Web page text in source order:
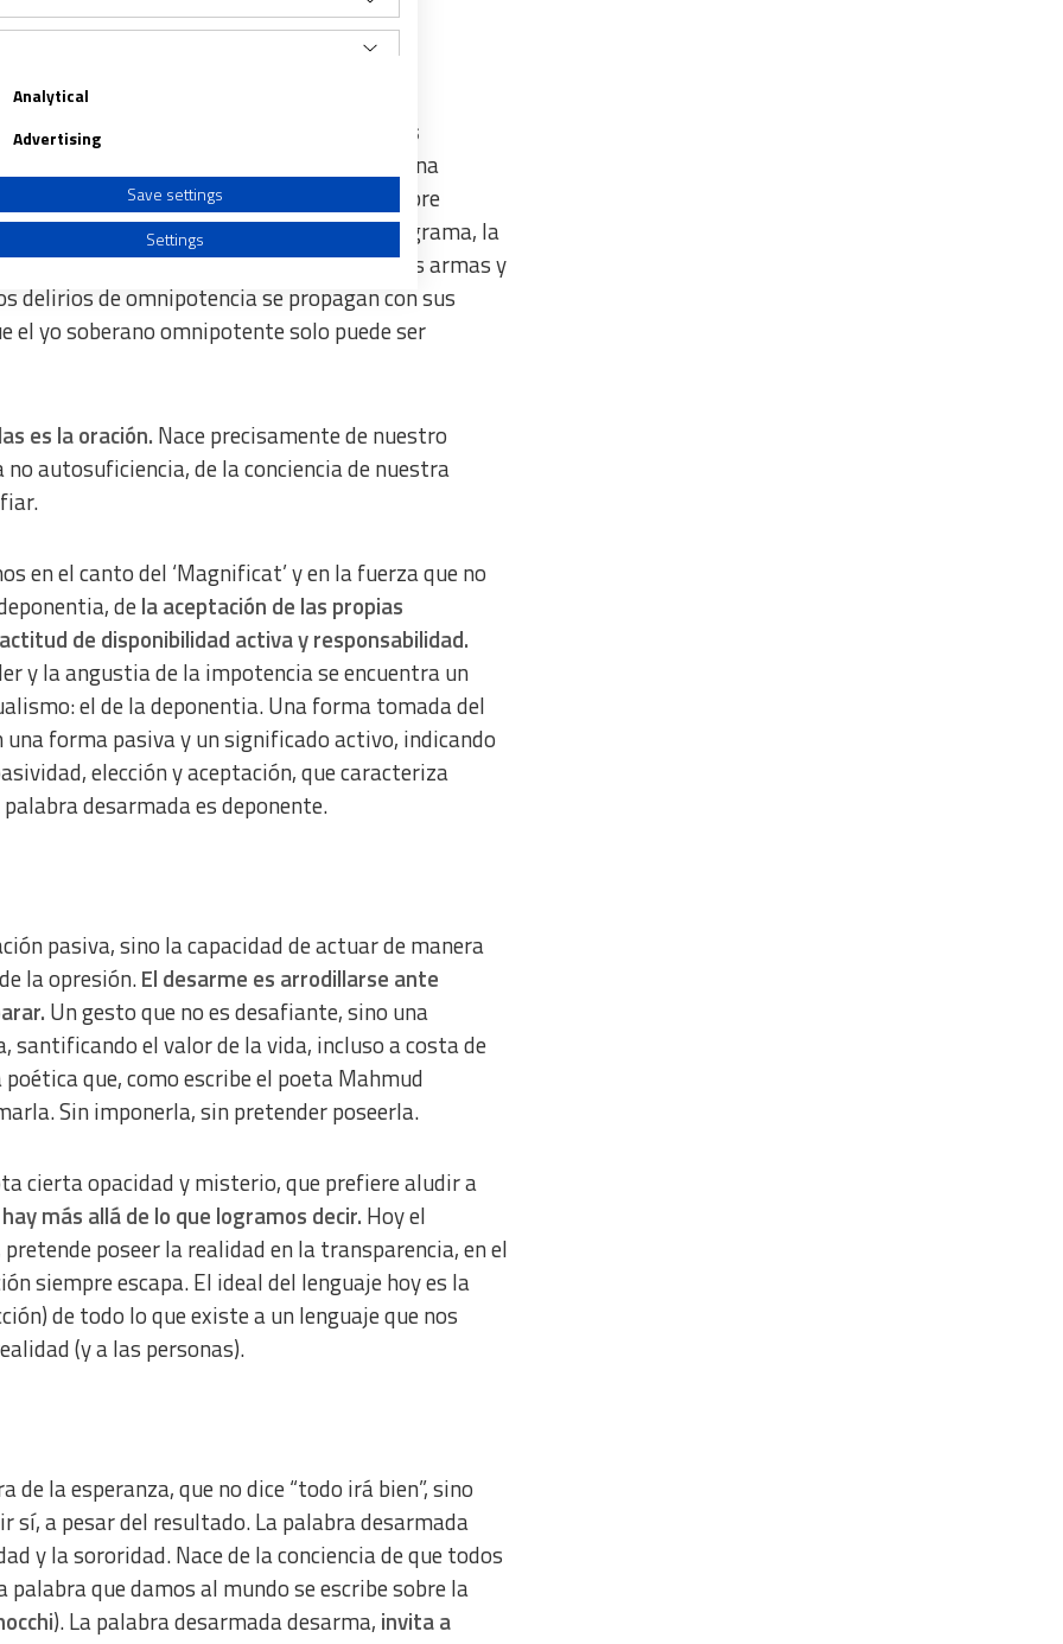
no. ¿Por dónde empezar?
Las palabras
El desarme nunca es una rendición, sino una
destinado a escalar y a dejar siempre
plasmada en un gesto y no solo en un programa, la
Se necesita valentía para rechazar las armas y
delirios de omnipotencia se propagan con sus
el yo soberano omnipotente solo puede ser
es la oración. Nace precisamente de nuestro
autosuficiencia, de la conciencia de nuestra
en el canto del ‘Magnificat’ y en la fuerza que no
dela aceptación de las propias
de disponibilidad activa y responsabilidad.
y la angustia de la impotencia se encuentra un
el de la deponentia. Una forma tomada del
forma pasiva y un significado activo, indicando
elección y aceptación, que caracteriza
desarmada es deponente.
pasiva, sino la capacidad de actuar de manera
la opresión.El desarme es arrodillarse ante
Un gesto que no es desafiante, sino una
santificando el valor de la vida, incluso a costa de
que, como escribe el poeta Mahmud
Sin imponerla, sin pretender poseerla.
cierta opacidad y misterio, que prefiere aludir a
más allá de lo que logramos decir. Hoy el
poseer la realidad en la transparencia, en el
siempre escapa. El ideal del lenguaje hoy es la
de todo lo que existe a un lenguaje que nos
(y a las personas).
de la esperanza, que no dice “todo irá bien”, sino
sí, a pesar del resultado. La palabra desarmada
y la sororidad. Nace de la conciencia de que todos
palabra que damos al mundo se escribe sobre la
). La palabra desarmada desarma, invita a
Analytical
Advertising
Save settings
Settings